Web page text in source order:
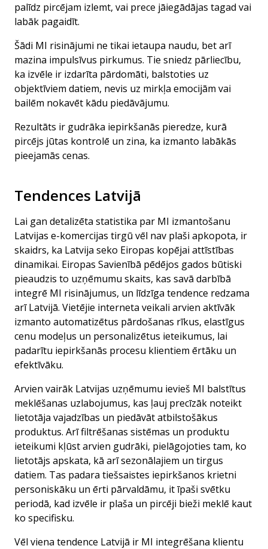
palīdz pircējam izlemt, vai prece jāiegādājas tagad vai
labāk pagaidīt.
Šādi MI risinājumi ne tikai ietaupa naudu, bet arī
mazina impulsīvus pirkumus. Tie sniedz pārliecību,
ka izvēle ir izdarīta pārdomāti, balstoties uz
objektīviem datiem, nevis uz mirkļa emocijām vai
bailēm nokavēt kādu piedāvājumu.
Rezultāts ir gudrāka iepirkšanās pieredze, kurā
pircējs jūtas kontrolē un zina, ka izmanto labākās
pieejamās cenas.
Tendences Latvijā
Lai gan detalizēta statistika par MI izmantošanu
Latvijas e-komercijas tirgū vēl nav plaši apkopota, ir
skaidrs, ka Latvija seko Eiropas kopējai attīstības
dinamikai. Eiropas Savienībā pēdējos gados būtiski
pieaudzis to uzņēmumu skaits, kas savā darbībā
integrē MI risinājumus, un līdzīga tendence redzama
arī Latvijā. Vietējie interneta veikali arvien aktīvāk
izmanto automatizētus pārdošanas rīkus, elastīgus
cenu modeļus un personalizētus ieteikumus, lai
padarītu iepirkšanās procesu klientiem ērtāku un
efektīvāku.
Arvien vairāk Latvijas uzņēmumu ievieš MI balstītus
meklēšanas uzlabojumus, kas ļauj precīzāk noteikt
lietotāja vajadzības un piedāvāt atbilstošākus
produktus. Arī filtrēšanas sistēmas un produktu
ieteikumi kļūst arvien gudrāki, pielāgojoties tam, ko
lietotājs apskata, kā arī sezonālajiem un tirgus
datiem. Tas padara tiešsaistes iepirkšanos krietni
personiskāku un ērti pārvaldāmu, it īpaši svētku
periodā, kad izvēle ir plaša un pircēji bieži meklē kaut
ko specifisku.
Vēl viena tendence Latvijā ir MI integrēšana klientu